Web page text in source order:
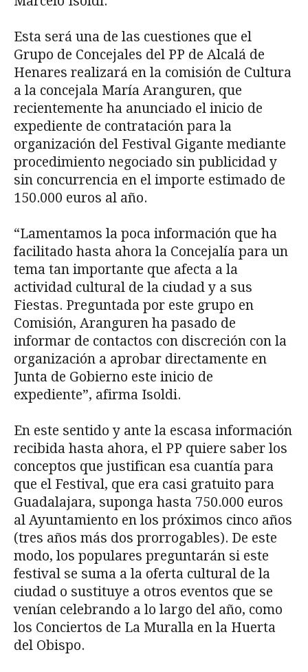
Esta será una de las cuestiones que el
Grupo de Concejales del PP de Alcalá de
Henares realizará en la comisión de Cultura
a la concejala María Aranguren, que
recientemente ha anunciado el inicio de
expediente de contratación para la
organización del Festival Gigante mediante
procedimiento negociado sin publicidad y
sin concurrencia en el importe estimado de
150.000 euros al año.
“Lamentamos la poca información que ha
facilitado hasta ahora la Concejalía para un
tema tan importante que afecta a la
actividad cultural de la ciudad y a sus
Fiestas. Preguntada por este grupo en
Comisión, Aranguren ha pasado de
informar de contactos con discreción con la
organización a aprobar directamente en
Junta de Gobierno este inicio de
expediente”, afirma Isoldi.
En este sentido y ante la escasa información
recibida hasta ahora, el PP quiere saber los
conceptos que justifican esa cuantía para
que el Festival, que era casi gratuito para
Guadalajara, suponga hasta 750.000 euros
al Ayuntamiento en los próximos cinco años
(tres años más dos prorrogables). De este
modo, los populares preguntarán si este
festival se suma a la oferta cultural de la
ciudad o sustituye a otros eventos que se
venían celebrando a lo largo del año, como
los Conciertos de La Muralla en la Huerta
del Obispo.